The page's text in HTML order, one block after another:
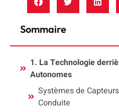
Sommaire
1. La Technologie
Autonomes
Systèmes de
Conduite